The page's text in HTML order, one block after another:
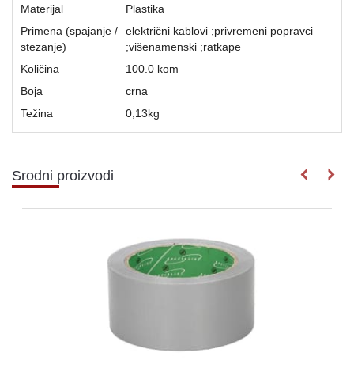
Materijal
Plastika
Primena (spajanje /
stezanje)
električni kablovi ;privremeni popravci
;višenamenski ;ratkape
Količina
100.0 kom
Boja
crna
Težina
0,13kg
Srodni proizvodi